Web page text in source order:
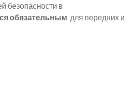
безопасности в
обязательным для передних и